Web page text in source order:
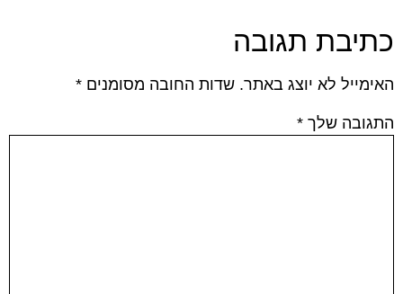
כתיבת תגובה
האימייל לא יוצג באתר. שדות החובה מסומנים *
התגובה שלך *